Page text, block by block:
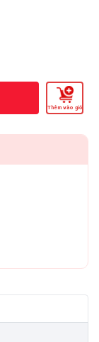
Thêm vào giỏ